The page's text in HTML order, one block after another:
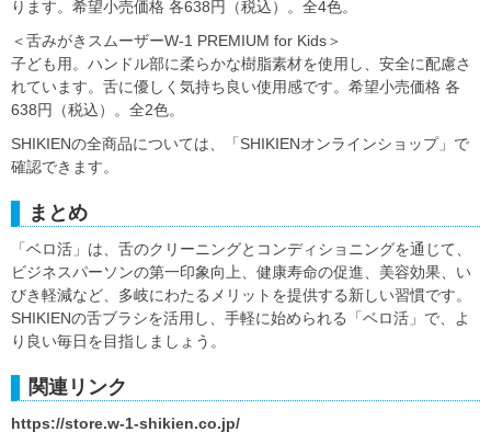
ります。希望小売価格 各638円（税込）。全4色。
＜舌みがきスムーザーW-1 PREMIUM for Kids＞
子ども用。ハンドル部に柔らかな樹脂素材を使用し、安全に配慮さ
れています。舌に優しく気持ち良い使用感です。希望小売価格 各
638円（税込）。全2色。
SHIKIENの全商品については、「SHIKIENオンラインショップ」で
確認できます。
まとめ
「ベロ活」は、舌のクリーニングとコンディショニングを通じて、
ビジネスパーソンの第一印象向上、健康寿命の促進、美容効果、い
びき軽減など、多岐にわたるメリットを提供する新しい習慣です。
SHIKIENの舌ブラシを活用し、手軽に始められる「ベロ活」で、よ
り良い毎日を目指しましょう。
関連リンク
https://store.w-1-shikien.co.jp/